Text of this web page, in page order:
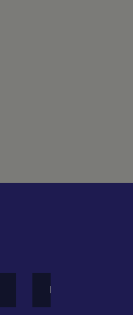
PERFORMANCE